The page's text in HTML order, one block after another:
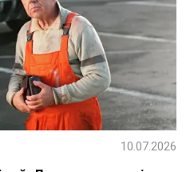
10.07.2026